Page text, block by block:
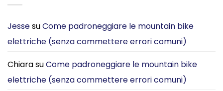
spostamenti
urbani?
[2026]
ora
scelgo
la
per
spostamenti
JessesuCome padroneggiare le mountain bike
elettriche (senza commettere errori comuni)
ChiarasuCome padroneggiare le mountain bike
elettriche (senza commettere errori comuni)